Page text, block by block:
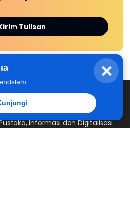
×
Tulisan
Informasi dan Digitalisasi